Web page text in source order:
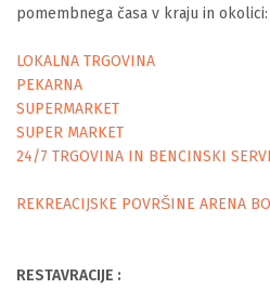
pomembnega časa v kraju in okolici:
LOKALNA TRGOVINA
PEKARNA
SUPERMARKET
SUPER MARKET
24/7 TRGOVINA IN BENCINSKI
REKREACIJSKE POVRŠINE ARENA
RESTAVRACIJE :